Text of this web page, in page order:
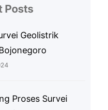
Posts
Geolistrik
Proses Survei